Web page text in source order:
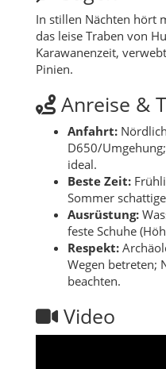
In stillen Nächten hört
das leise Traben von
Karawanenzeit,
Pinien.
Anreise &
Anfahrt:
D650/
ideal.
Beste Zeit:
Sommer
Ausrüstung:
feste Schuhe
Respekt:
Wegen betreten;
beachten.
Video